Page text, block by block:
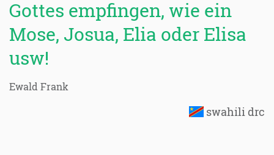
Gottes empfingen, wie ein
Mose, Josua, Elia oder Elisa
usw!
Ewald Frank
swahili drc